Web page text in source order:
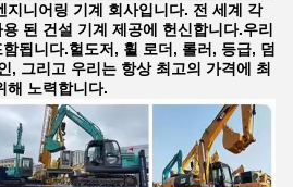
니어링 기계 회사입니다. 전 세계 각
된 건설 기계 제공에 헌신합니다.우리
됩니다.헐도저, 휠 로더, 롤러, 등급, 덤
, 그리고 우리는 항상 최고의 가격에 최
해 노력합니다.